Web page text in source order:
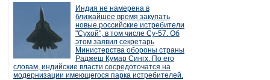
Индия не намерена в
ближайшее время закупать
новые российские истребители
"Сухой", в том числе Су-57. Об
этом заявил секретарь
Министерства обороны страны
Раджеш Кумар Сингх. По его
словам, индийские власти сосредоточатся на
модернизации имеющегося парка истребителей.